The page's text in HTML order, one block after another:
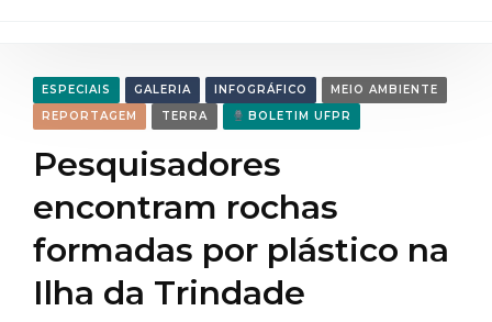
ESPECIAIS GALERIA INFOGRÁFICO
MEIO AMBIENTE
REPORTAGEM
TERRA BOLETIM UFPR
Pesquisadores
encontram rochas
formadas por plástico na
Ilha da Trindade